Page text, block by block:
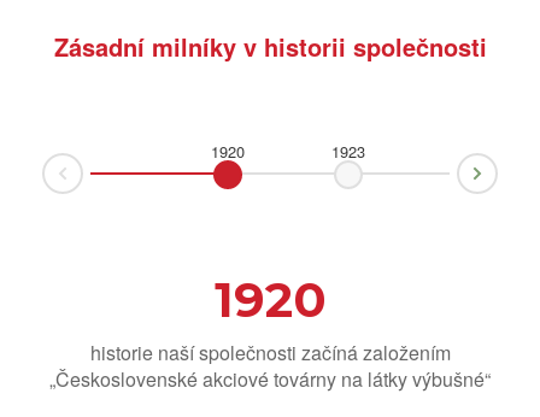
Zásadní milníky v historii společnosti
1920 1923 1925
Prev Next
1920
historie naší společnosti začíná založením
„Československé akciové továrny na látky výbušné“